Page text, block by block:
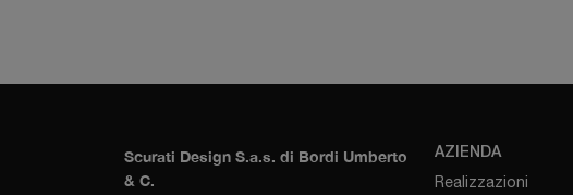
Scurati Design S.a.s. di Bordi Umberto
& C.
AZIENDA
Realizzazioni